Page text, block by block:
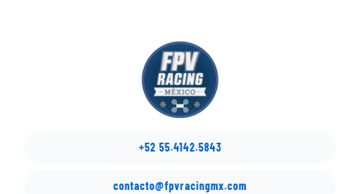
+52 55.4142.5843
contacto@fpvracingmx.com